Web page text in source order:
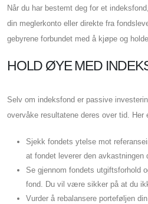
Når du har bestemt deg for et
din meglerkonto eller direkte fra
gebyrene forbundet med å kjøpe og
HOLD ØYE MED
Selv om indeksfond er passive
overvåke resultatene deres over tid. Her
Sjekk fondets ytelse mot
at fondet leverer den avkastningen
Se gjennom fondets utgiftsforhold
fond. Du vil være sikker på at du
Vurder å rebalansere porteføljen